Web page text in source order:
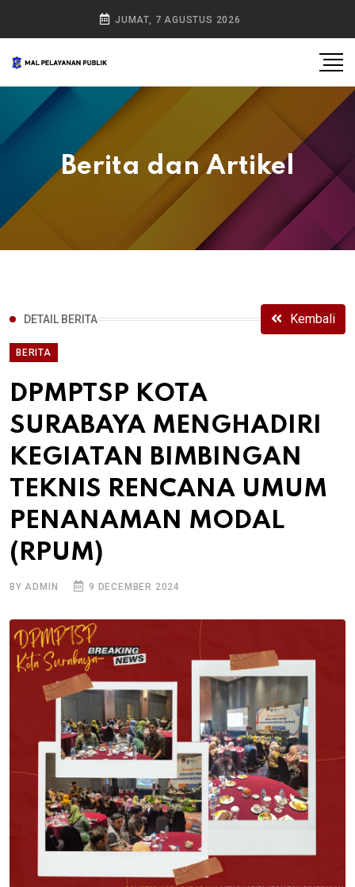
JUMAT, 7 AGUSTUS 2026
Berita dan Artikel
DETAIL BERITA Kembali
BERITA
DPMPTSP KOTA
SURABAYA MENGHADIRI
KEGIATAN BIMBINGAN
TEKNIS RENCANA UMUM
PENANAMAN MODAL
(RPUM)
BY ADMIN 9 DECEMBER 2024